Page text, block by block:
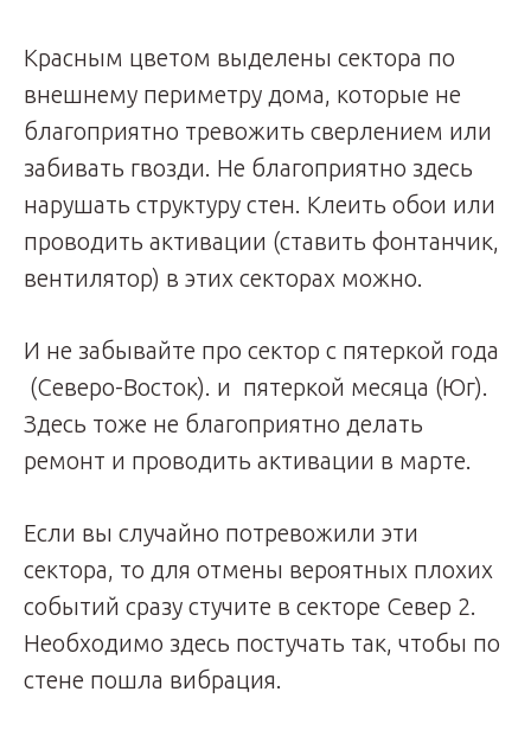
Красным цветом выделены сектора по
внешнему периметру дома, которые не
благоприятно тревожить сверлением или
забивать гвозди. Не благоприятно здесь
нарушать структуру стен. Клеить обои или
проводить активации (ставить фонтанчик,
вентилятор) в этих секторах можно.
И не забывайте про сектор с пятеркой года
(Северо-Восток). и пятеркой месяца (Юг).
Здесь тоже не благоприятно делать
ремонт и проводить активации в марте.
Если вы случайно потревожили эти
сектора, то для отмены вероятных плохих
событий сразу стучите в секторе Север 2.
Необходимо здесь постучать так, чтобы по
стене пошла вибрация.